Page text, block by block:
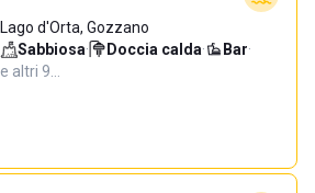
Lago d'Orta, Gozzano
Sabbiosa· Doccia calda· Bar·
e altri 9…